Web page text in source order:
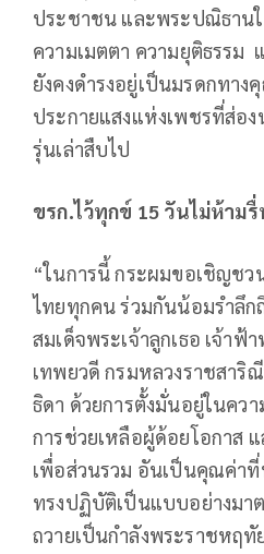
ประชาชน และพระปณิธานใ
ความเมตตา ความยุติธรรม
ยังคงดำรงอยู่เป็นมรดกทาง
ประกายแสงแห่งเพชรที่ส่อ
รุ่นเล่าสืบไป
ขรก.ไว้ทุกข์ 15 วันไม่ห้ามรื่
“ในการนี้ กระผมขอเชิญช
ไทยทุกคน ร่วมกันน้อมรำลึ
สมเด็จพระเจ้าลูกเธอ เจ้าฟ้
เทพยวดี กรมหลวงราชสาริ
ธิดา ด้วยการตั้งมั่นอยู่ในคว
การช่วยเหลือผู้ด้อยโอกาส
เพื่อส่วนรวม อันเป็นคุณค่า
ทรงปฏิบัติเป็นแบบอย่างม
ถวายเป็นกำลังพระราชหฤ